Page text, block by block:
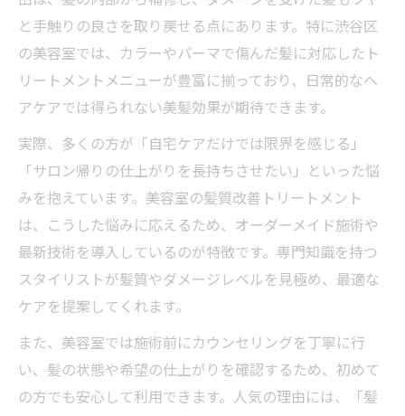
と手触りの良さを取り戻せる点にあります。特に渋谷区
の美容室では、カラーやパーマで傷んだ髪に対応したト
リートメントメニューが豊富に揃っており、日常的なヘ
アケアでは得られない美髪効果が期待できます。
実際、多くの方が「自宅ケアだけでは限界を感じる」
「サロン帰りの仕上がりを長持ちさせたい」といった悩
みを抱えています。美容室の髪質改善トリートメント
は、こうした悩みに応えるため、オーダーメイド施術や
最新技術を導入しているのが特徴です。専門知識を持つ
スタイリストが髪質やダメージレベルを見極め、最適な
ケアを提案してくれます。
また、美容室では施術前にカウンセリングを丁寧に行
い、髪の状態や希望の仕上がりを確認するため、初めて
の方でも安心して利用できます。人気の理由には、「髪